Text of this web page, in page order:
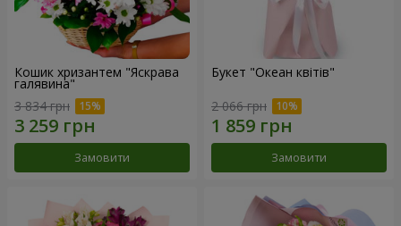
Кошик хризантем "Яскрава
галявина"
3 834 грн
Замовити
Букет "Океан квітів"
2 066 грн
Замовити